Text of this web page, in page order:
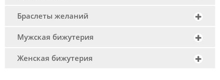
Браслеты желаний
Мужская бижутерия
Женская бижутерия